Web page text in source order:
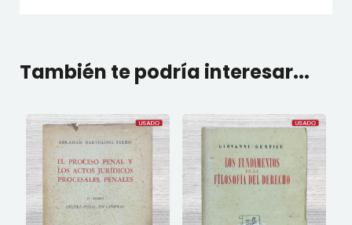
También te podría interesar...